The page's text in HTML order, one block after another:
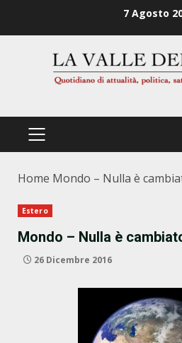
7 Agosto
PRIMÄRES
Home Mondo – Nulla è
Estero
Mondo – Nulla è
26 Dicembre 2016